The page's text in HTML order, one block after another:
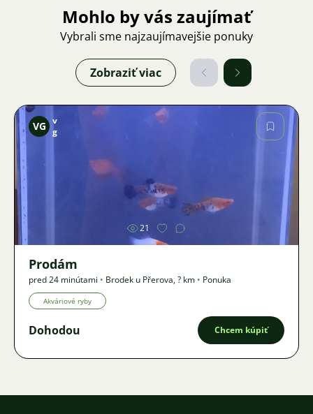
Mohlo by vás zaujímať
Vybrali sme najzaujímavejšie ponuky
Zobraziť viac
Obrázok
VG v
g
21
Prodám
pred 24 minútami • Brodek u Přerova,? km • Ponuka
Akváriové ryby
Dohodou Chcem kúpiť